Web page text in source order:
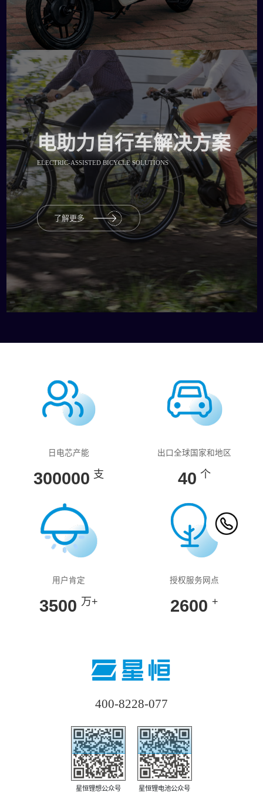
电助力自行车解决方案
ELECTRIC-ASSISTED BICYCLE SOLUTIONS
了解更多
日电芯产能
300000 支
出口全球国家和地区
40 个
用户肯定
3500 万+
授权服务网点
2600 +
400-8228-077
星恒锂想公众号 星恒锂电池公众号